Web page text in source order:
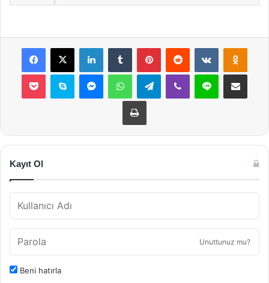
Facebook
X LinkedInTumblr PinterestReddit VKontakte
Pocket Skype MessengerWhatsAppTelegramViber Line E-Posta ile
Yazdır
Kayıt Ol
Unuttunuz mu?
Beni hatırla